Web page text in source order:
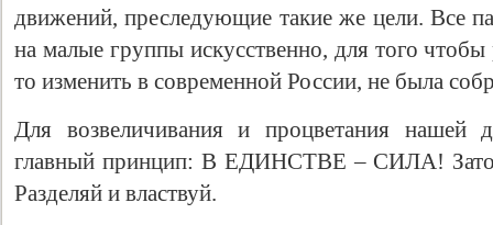
движений, преследующие такие же цели. Все
на малые группы искусственно, для того чтобы
то изменить в современной России, не была
Для возвеличивания и процветания нашей
главный принцип: В ЕДИНСТВЕ – СИЛА! Зато
Разделяй и властвуй.